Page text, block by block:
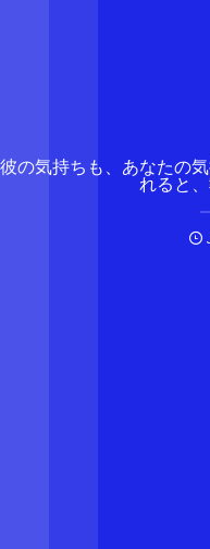
彼の気持ちも、あなたの
れると